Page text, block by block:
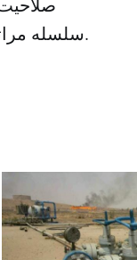
سلسله مراتب اداری هرمی آن برای ضمانت حسن عملکرد و تعیین مسئولیت‌ها است.